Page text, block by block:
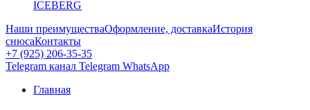
ICEBERG
Наши преимуществаОформление, доставкаИстория
снюсаКонтакты
+7 (925) 206-35-35
Telegram канал Telegram WhatsApp
Главная